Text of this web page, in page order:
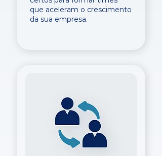
que aceleram o crescimento
da sua empresa.